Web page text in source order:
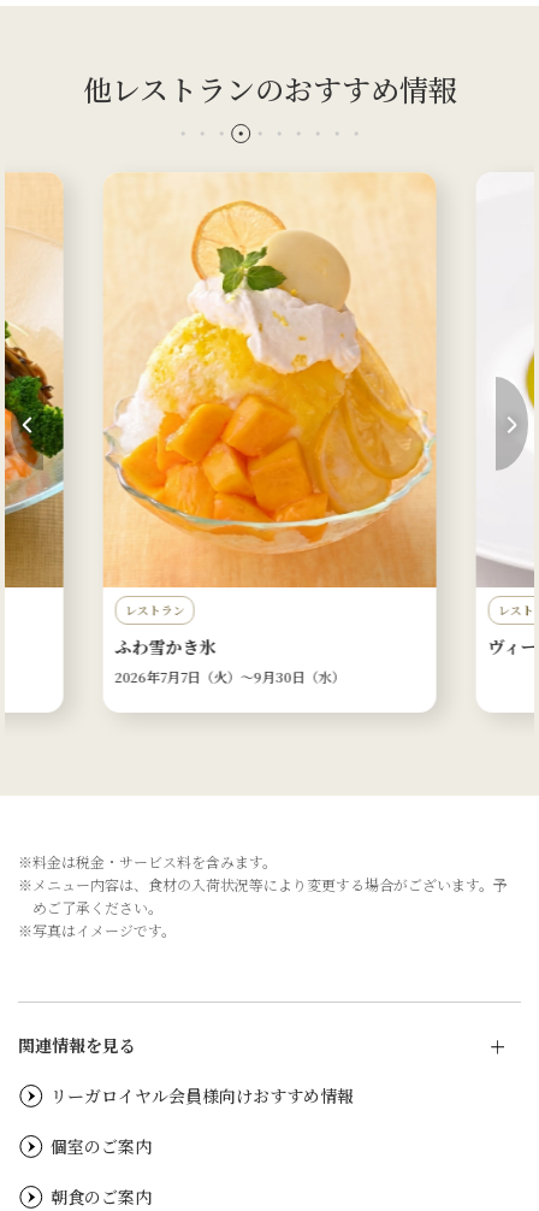
他レストランのおすすめ情報
レストラン
ふわ雪かき氷
2026年7月7日（火）〜9月30日（水）
レスト
ヴィ
※料金は税金・サービス料を含みます。
※メニュー内容は、食材の入荷状況等により変更する場合がございます。予
めご了承ください。
※写真はイメージです。
関連情報を見る
リーガロイヤル会員様向けおすすめ情報
個室のご案内
朝食のご案内